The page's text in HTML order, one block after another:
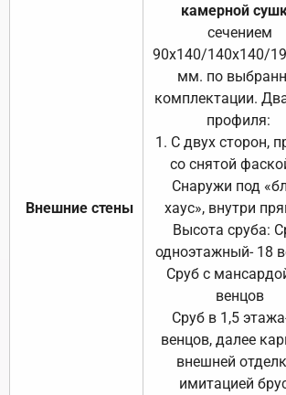
Внешние стены
камерной
сечением
90х140/140х140/
мм. по
комплектации.
профиля:
1. С двух сторон,
со снятой
Снаружи под
хаус», внутри
Высота сруба:
одноэтажный- 18
Сруб с
венцов
Сруб в 1,5
венцов, далее
внешней
имитацией